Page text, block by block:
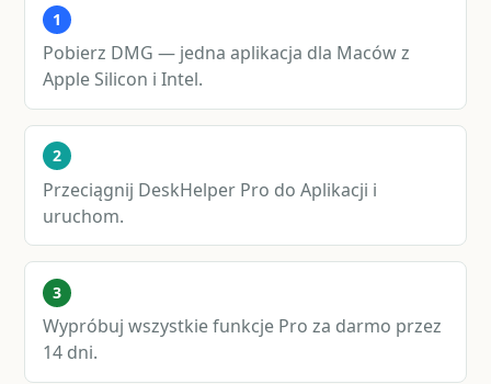
1
Pobierz DMG — jedna aplikacja dla Maców z
Apple Silicon i Intel.
2
Przeciągnij DeskHelper Pro do Aplikacji i
uruchom.
3
Wypróbuj wszystkie funkcje Pro za darmo przez
14 dni.